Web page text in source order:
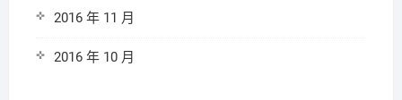
2016 年 11 月
2016 年 10 月